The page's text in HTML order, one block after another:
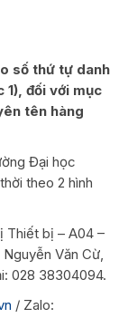
số thứ tự danh
1), đối với mục
tên hàng
Đại học
theo 2 hình
Thiết bị – A04 –
Văn Cừ,
028 38304094.
/ Zalo: